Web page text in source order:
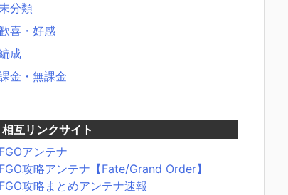
分類
喜・好感
成
金・無課金
相互リンクサイト
FGOアンテナ
FGO攻略アンテナ【Fate/Grand Order】
FGO攻略まとめアンテナ速報